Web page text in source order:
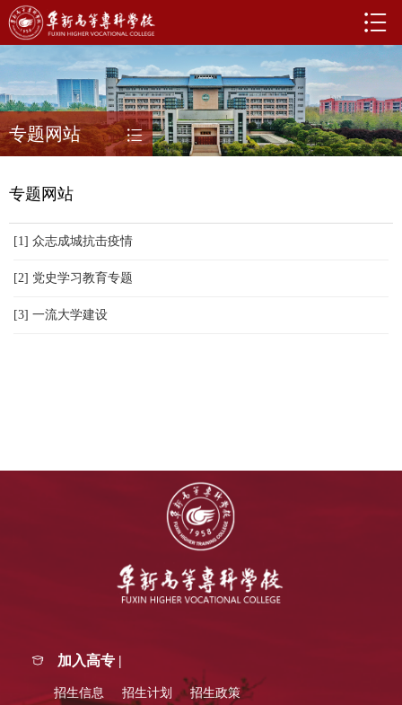
专题网站
专题网站
[1] 众志成城抗击疫情
[2] 党史学习教育专题
[3] 一流大学建设
加入高专 |
招生信息 招生计划 招生政策